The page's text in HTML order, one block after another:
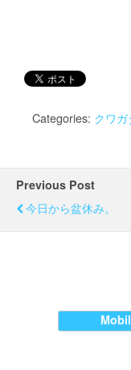
Categories: クワガ
Previous Post
今日から盆休み。